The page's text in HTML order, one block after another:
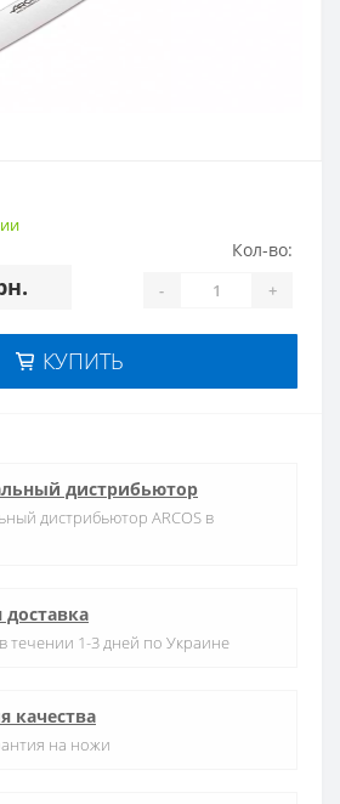
Кол-во:
- +
КУПИТЬ
дистрибьютор
дистрибьютор ARCOS в
доставка
течении 1-3 дней по Украине
качества
на ножи